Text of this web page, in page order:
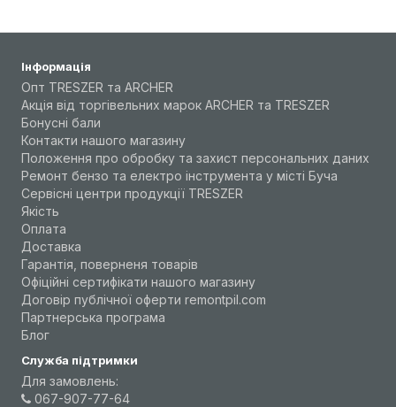
Інформація
Опт TRESZER та ARCHER
Акція від торгівельних марок ARCHER та TRESZER
Бонусні бали
Контакти нашого магазину
Положення про обробку та захист персональних даних
Ремонт бензо та електро інструмента у місті Буча
Сервісні центри продукції TRESZER
Якість
Оплата
Доставка
Гарантія, поверненя товарів
Офіційні сертифікати нашого магазину
Договір публічної оферти remontpil.com
Партнерська програма
Блог
Служба підтримки
Для замовлень:
067-907-77-64